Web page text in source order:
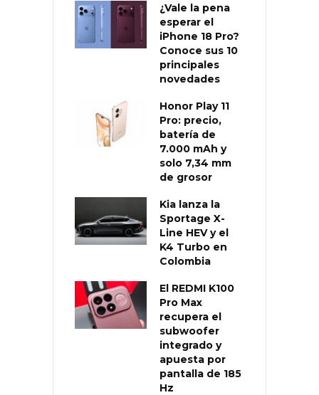
¿Vale la pena
esperar el
iPhone 18 Pro?
Conoce sus 10
principales
novedades
Honor Play 11
Pro: precio,
batería de
7.000 mAh y
solo 7,34 mm
de grosor
Kia lanza la
Sportage X-
Line HEV y el
K4 Turbo en
Colombia
El REDMI K100
Pro Max
recupera el
subwoofer
integrado y
apuesta por
pantalla de 185
Hz